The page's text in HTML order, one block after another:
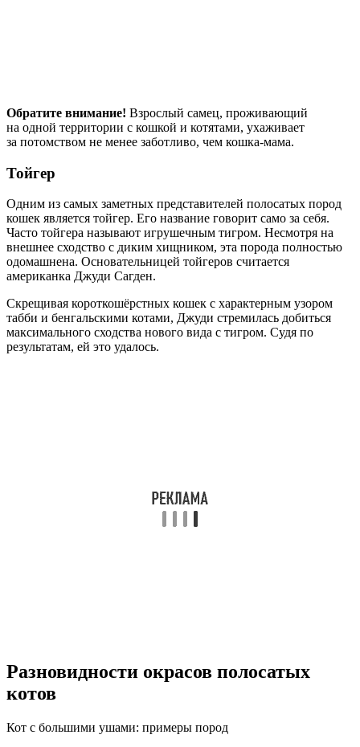
Обратите внимание! Взрослый самец, проживающий
на одной территории с кошкой и котятами, ухаживает
за потомством не менее заботливо, чем кошка-мама.
Тойгер
Одним из самых заметных представителей полосатых пород
кошек является тойгер. Его название говорит само за себя.
Часто тойгера называют игрушечным тигром. Несмотря на
внешнее сходство с диким хищником, эта порода полностью
одомашнена. Основательницей тойгеров считается
американка Джуди Сагден.
Скрещивая короткошёрстных кошек с характерным узором
табби и бенгальскими котами, Джуди стремилась добиться
максимального сходства нового вида с тигром. Судя по
результатам, ей это удалось.
Разновидности окрасов полосатых
котов
Кот с большими ушами: примеры пород